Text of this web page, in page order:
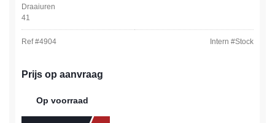
Draaiuren
41
Ref #4904 Intern #Stock
Prijs op aanvraag
Op voorraad